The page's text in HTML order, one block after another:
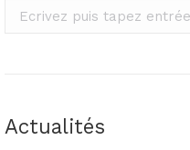
Rechercher
Actualités